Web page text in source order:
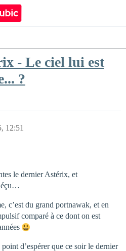
- Le ciel lui est
?
12:51
le dernier Astérix, et
c’est du grand portnawak, et en
comparé à ce dont on est
d’espérer que ce soir le dernier